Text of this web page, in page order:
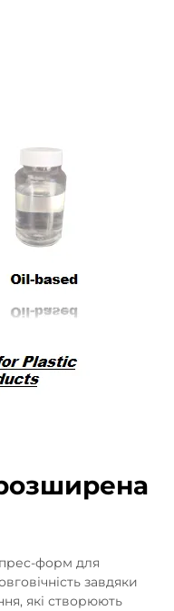
розширена
форм для
завдяки
які створюють